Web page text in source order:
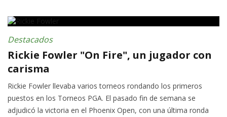
Destacados
Rickie Fowler "On Fire", un jugador con
carisma
Rickie Fowler llevaba varios torneos rondando los primeros
puestos en los Torneos PGA. El pasado fin de semana se
adjudicó la victoria en el Phoenix Open, con una última ronda